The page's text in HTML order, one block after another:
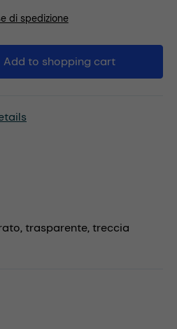
di spedizione
Enter the desired
Add to shopping cart
trasparente, treccia